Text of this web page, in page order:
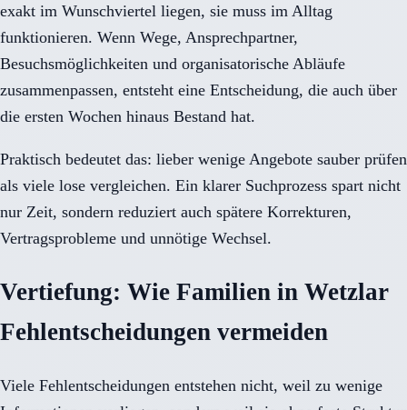
exakt im Wunschviertel liegen, sie muss im Alltag
funktionieren. Wenn Wege, Ansprechpartner,
Besuchsmöglichkeiten und organisatorische Abläufe
zusammenpassen, entsteht eine Entscheidung, die auch über
die ersten Wochen hinaus Bestand hat.
Praktisch bedeutet das: lieber wenige Angebote sauber prüfen
als viele lose vergleichen. Ein klarer Suchprozess spart nicht
nur Zeit, sondern reduziert auch spätere Korrekturen,
Vertragsprobleme und unnötige Wechsel.
Vertiefung: Wie Familien in Wetzlar
Fehlentscheidungen vermeiden
Viele Fehlentscheidungen entstehen nicht, weil zu wenige